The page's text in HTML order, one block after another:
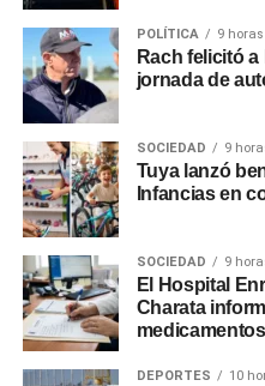
POLÍTICA 9
Rach felicitó
jornada de
SOCIEDAD 9
Tuya lanzó
Infancias en
SOCIEDAD 9
El Hospital
Charata
medicamentos
DEPORTES 10